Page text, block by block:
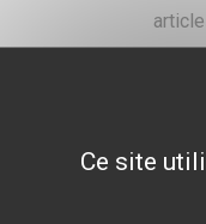
au
les
Ce site